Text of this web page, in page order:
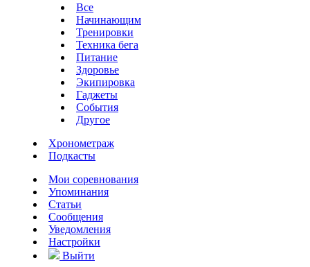
Все
Начинающим
Тренировки
Техника бега
Питание
Здоровье
Экипировка
Гаджеты
События
Другое
Хронометраж
Подкасты
Мои соревнования
Упоминания
Статьи
Сообщения
Уведомления
Настройки
Выйти